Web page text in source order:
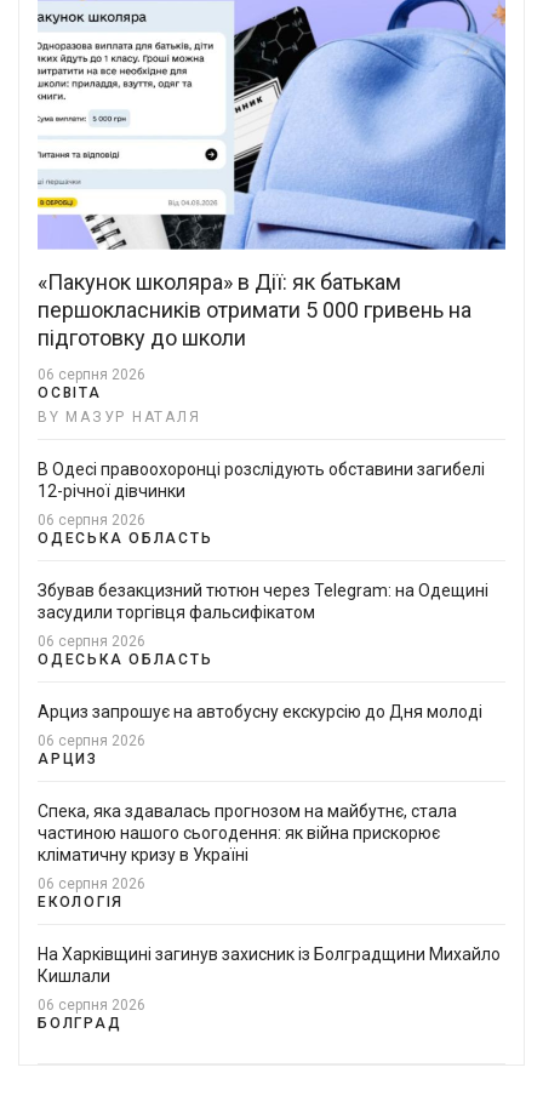
«Пакунок школяра» в Дії: як батькам
першокласників отримати 5 000 гривень на
підготовку до школи
06 серпня 2026
ОСВІТА
BY МАЗУР НАТАЛЯ
В Одесі правоохоронці розслідують обставини загибелі
12-річної дівчинки
06 серпня 2026
ОДЕСЬКА ОБЛАСТЬ
Збував безакцизний тютюн через Telegram: на Одещині
засудили торгівця фальсифікатом
06 серпня 2026
ОДЕСЬКА ОБЛАСТЬ
Арциз запрошує на автобусну екскурсію до Дня молоді
06 серпня 2026
АРЦИЗ
Спека, яка здавалась прогнозом на майбутнє, стала
частиною нашого сьогодення: як війна прискорює
кліматичну кризу в Україні
06 серпня 2026
ЕКОЛОГІЯ
На Харківщині загинув захисник із Болградщини Михайло
Кишлали
06 серпня 2026
БОЛГРАД